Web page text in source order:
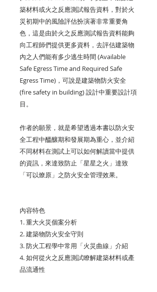
築材料或火之反應測試報告資料，對於火
災初期中的風險評估扮演著非常重要角
色，這是由於火之反應測試報告資料能夠
向工程師們提供更多資料，去評估建築物
內之人們能有多少逃生時間 (Available
Safe Egress Time and Required Safe
Egress Time) ，可說是建築物防火安全
(fire safety in building)設計中重要設計項
目。
作者的願景，就是希望透過本書以防火安
全工程中醞釀期和發展期為重心，並介紹
不同材料在測試上可以如何解讀當中提供
的資訊，來達致防止「星星之火」達致
「可以燎原」之防火安全管理效果。
內容特色
1.重大火災個案分析
2.建築物防火安全守則
3.防火工程學中常用「火災曲線」介紹
4.如何從火之反應測試瞭解建築材料或產
品流通性